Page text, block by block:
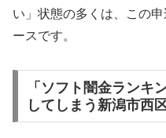
い」状態の多くは、この
ースです。
「ソフト闇金ランキ
してしまう新潟市西